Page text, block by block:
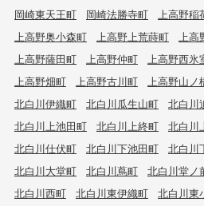
岡崎東天王町
岡崎法勝寺町 上高野稲
上高野奥小森町
上高野上荒蒔町 上高
上高野薩田町
上高野仲町 上高野西氷
上高野畑町
上高野古川町 上高野山ノ
北白川伊織町
北白川瓜生山町 北白川
北白川上池田町
北白川上終町 北白川
北白川仕伏町
北白川下池田町 北白川
北白川大堂町
北白川蔦町 北白川堂ノ
北白川西町
北白川東伊織町 北白川東